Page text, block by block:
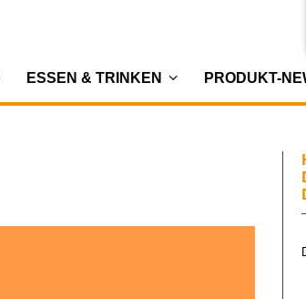
ESSEN & TRINKEN PRODUKT-